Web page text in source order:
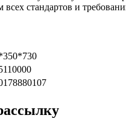
стандартов и